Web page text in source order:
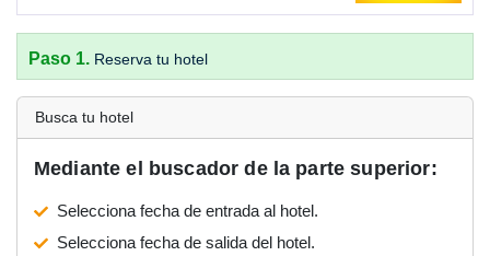
Paso 1. Reserva tu hotel
Busca tu hotel
Mediante el buscador de la parte superior:
Selecciona fecha de entrada al hotel.
Selecciona fecha de salida del hotel.